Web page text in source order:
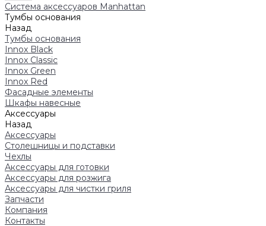
Система аксессуаров Manhattan
Тумбы основания
Назад
Тумбы основания
Innox Black
Innox Classic
Innox Green
Innox Red
Фасадные элементы
Шкафы навесные
Аксессуары
Назад
Аксессуары
Столешницы и подставки
Чехлы
Аксессуары для готовки
Аксессуары для розжига
Аксессуары для чистки гриля
Запчасти
Компания
Контакты